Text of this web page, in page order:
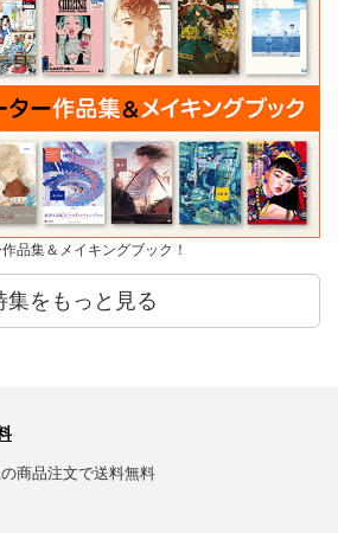
品集＆メイキングブック！
集をもっと見る
商品注文で送料無料